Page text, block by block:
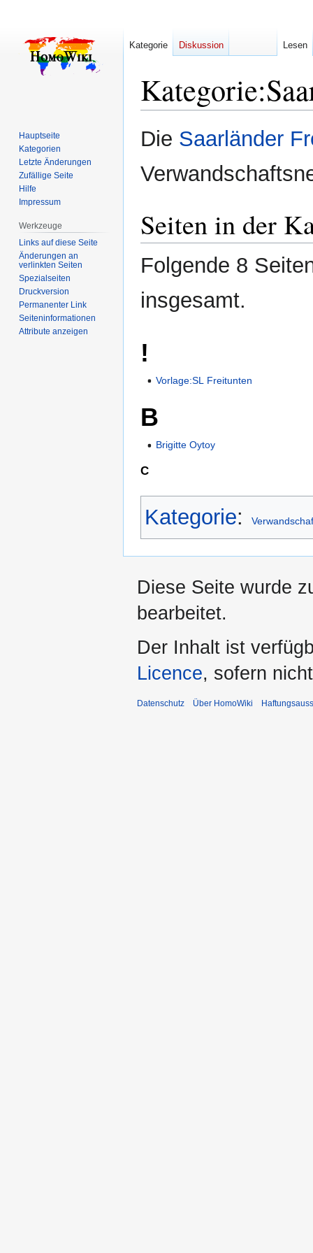
Kategorie:
Zur
Navigation
Zur
Suche
Die Saarländer
Seiten in der
Folgende 8
insgesamt.
!
Vorlage:SL Freitunten
B
Brigitte Oytoy
C
Kategorie:
Kategorie Diskussion Lesen
Hauptseite
Kategorien
Letzte Änderungen
Zufällige Seite
Hilfe
Impressum
Werkzeuge
Links auf diese Seite
Änderungen an
verlinkten Seiten
Spezialseiten
Druckversion
Permanenter Link
Seiten­­informationen
Attribute anzeigen
Diese Seite wurde
bearbeitet.
Der Inhalt ist
Licence, sofern
Datenschutz Über HomoWiki